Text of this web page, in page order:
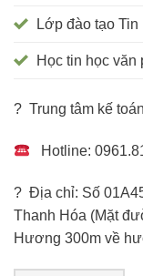
Lớp đào tạo
Học tin học văn
? Trung tâm kế
Hotline:
? Địa chỉ: Số
Thanh Hóa (Mặt
Hương 300m về